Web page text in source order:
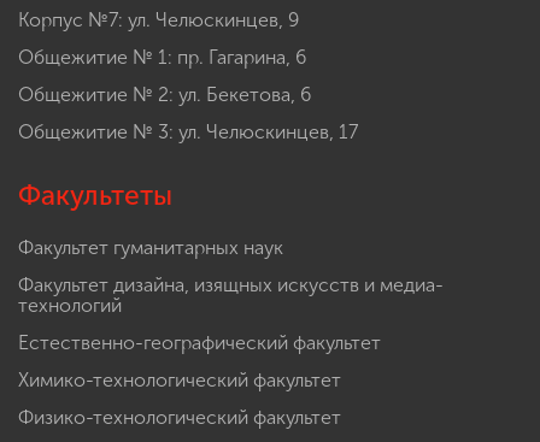
Корпус №7: ул. Челюскинцев, 9
Общежитие № 1: пр. Гагарина, 6
Общежитие № 2: ул. Бекетова, 6
Общежитие № 3: ул. Челюскинцев, 17
Факультеты
Факультет гуманитарных наук
Факультет дизайна, изящных искусств и медиа-
технологий
Естественно-географический факультет
Химико-технологический факультет
Физико-технологический факультет